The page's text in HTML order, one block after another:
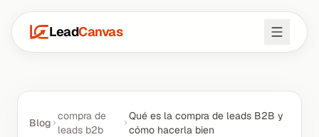
LeadCanvas
Blog
compra de
leads b2b
Qué es la compra de leads B2B y
cómo hacerla bien